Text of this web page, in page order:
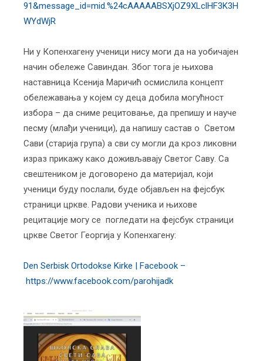
91&message_id=mid.%24cAAAAABSXjOZ9XLclHF3K3H
WYdWjR
Ни у Копенхагену ученици нису моги да на уобичајен
начин обележе Савиндан. Због тога је њихова
наставница Ксенија Маричић осмислила концепт
обележавања у којем су деца добила могућност
избора – да сниме рецитовање, да препишу и науче
песму (млађи ученици), да напишу састав о Светом
Сави (старија група) а сви су могли да кроз ликовни
израз прикажу како доживљавају Светог Саву. Са
свештеником је договорено да материјал, који
ученици буду послали, буде објављен на фејсбук
страници цркве. Радови ученика и њихове
рецитације могу се погледати на фејсбук страници
цркве Светог Георгија у Копенхагену:
Den Serbisk Ortodokse Kirke | Facebook –
https://www.facebook.com/parohijadk